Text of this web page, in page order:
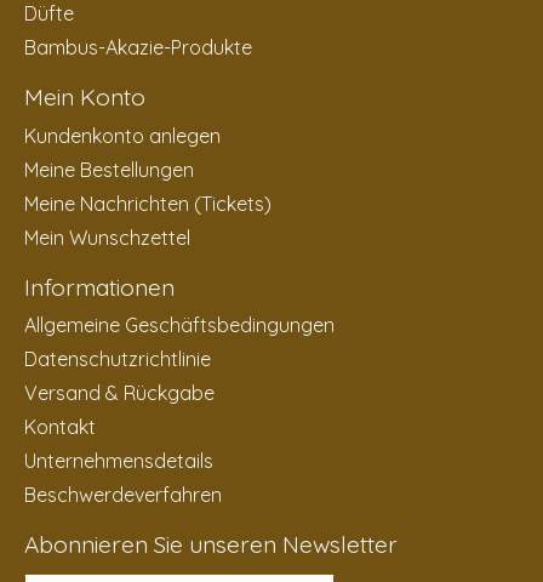
Düfte
Bambus-Akazie-Produkte
Mein Konto
Kundenkonto anlegen
Meine Bestellungen
Meine Nachrichten (Tickets)
Mein Wunschzettel
Informationen
Allgemeine Geschäftsbedingungen
Datenschutzrichtlinie
Versand & Rückgabe
Kontakt
Unternehmensdetails
Beschwerdeverfahren
Abonnieren Sie unseren Newsletter